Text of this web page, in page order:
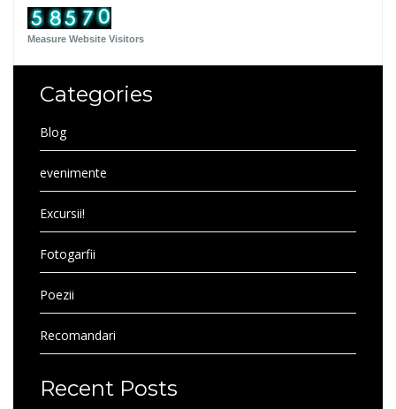
Measure Website Visitors
Categories
Blog
evenimente
Excursii!
Fotogarfii
Poezii
Recomandari
Recent Posts